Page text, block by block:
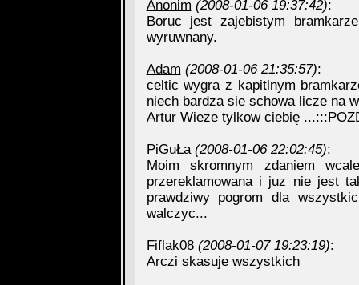
Anonim (2008-01-06 19:37:42):
Boruc jest zajebistym
wyruwnany.
Adam (2008-01-06 21:35:57):
celtic wygra z kapitlnym
niech bardza sie schowa licze na
Artur Wieze tylkow ciebię
PiGuŁa (2008-01-06 22:02:45):
Moim skromnym zdaniem
przereklamowana i juz nie jest
prawdziwy pogrom dla
walczyc...
Fiflak08 (2008-01-07 19:23:19):
Arczi skasuje wszystkich